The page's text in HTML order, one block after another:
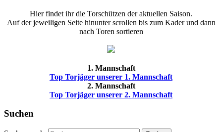
Hier findet ihr die Torschützen der aktuellen Saison.
Auf der jeweiligen Seite hinunter scrollen bis zum Kader und dann
nach Toren sortieren
1. Mannschaft
Top Torjäger unserer 1. Mannschaft
2. Mannschaft
Top Torjäger unserer 2. Mannschaft
Suchen